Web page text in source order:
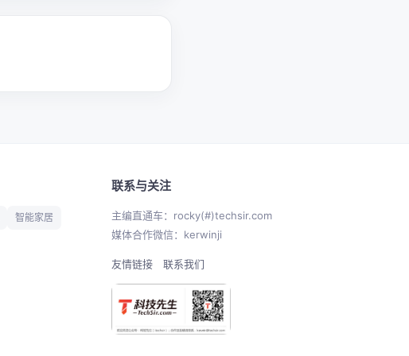
智能家居
联系与关注
主编直通车：rocky(#)techsir.com
媒体合作微信：kerwinji
友情链接 联系我们